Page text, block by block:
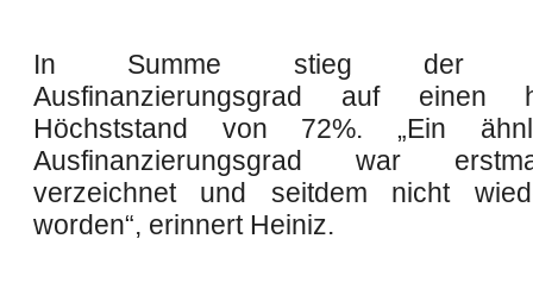
In Summe stieg der
Ausfinanzierungsgrad auf einen
Höchststand von 72%. „Ein
Ausfinanzierungsgrad war
verzeichnet und seitdem nicht
worden“, erinnert Heiniz.